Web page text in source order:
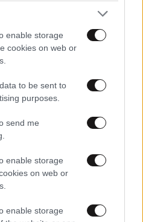
enable storage
cookies on web or
to be sent to
purposes.
send me
enable storage
on web or
enable storage
αλλο 14·09·2025 13:42
Το ότι είσαι κομματόσκυλο
δεν είναι Έλληνες …
καλά . 14·09·2025 16:19